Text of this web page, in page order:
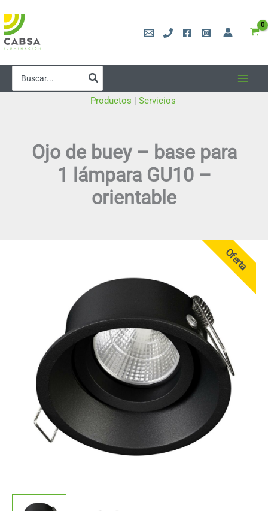
al
contenido
por:
Productos | Servicios
Ojo de buey – base para
1 lámpara GU10 –
orientable
Oferta